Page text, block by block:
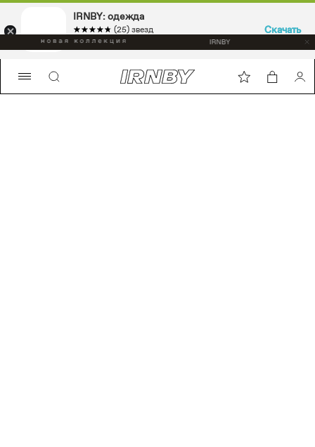
IRNBY: одежда
☆☆☆☆☆
★★★★★ (25) звезд
Sport & casual, аксессуары
Скачать
IRNBY: одежда
☆☆☆☆☆
★★★★★ (25) звезд
Sport & casual, аксессуары
Скачать